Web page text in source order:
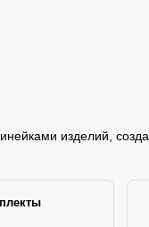
изделий,